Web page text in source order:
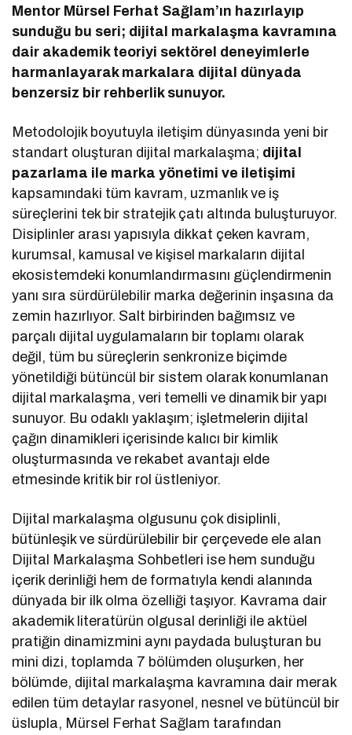
Mentor Mürsel Ferhat Sağlam’ın hazırlayıp
sunduğu bu seri; dijital markalaşma kavramına
dair akademik teoriyi sektörel deneyimlerle
harmanlayarak markalara dijital dünyada
benzersiz bir rehberlik sunuyor.
Metodolojik boyutuyla iletişim dünyasında yeni bir
standart oluşturan dijital markalaşma; dijital
pazarlama ile marka yönetimi ve iletişimi
kapsamındaki tüm kavram, uzmanlık ve iş
süreçlerini tek bir stratejik çatı altında buluşturuyor.
Disiplinler arası yapısıyla dikkat çeken kavram,
kurumsal, kamusal ve kişisel markaların dijital
ekosistemdeki konumlandırmasını güçlendirmenin
yanı sıra sürdürülebilir marka değerinin inşasına da
zemin hazırlıyor. Salt birbirinden bağımsız ve
parçalı dijital uygulamaların bir toplamı olarak
değil, tüm bu süreçlerin senkronize biçimde
yönetildiği bütüncül bir sistem olarak konumlanan
dijital markalaşma, veri temelli ve dinamik bir yapı
sunuyor. Bu odaklı yaklaşım; işletmelerin dijital
çağın dinamikleri içerisinde kalıcı bir kimlik
oluşturmasında ve rekabet avantajı elde
etmesinde kritik bir rol üstleniyor.
Dijital markalaşma olgusunu çok disiplinli,
bütünleşik ve sürdürülebilir bir çerçevede ele alan
Dijital Markalaşma Sohbetleri ise hem sunduğu
içerik derinliği hem de formatıyla kendi alanında
dünyada bir ilk olma özelliği taşıyor. Kavrama dair
akademik literatürün olgusal derinliği ile aktüel
pratiğin dinamizmini aynı paydada buluşturan bu
mini dizi, toplamda 7 bölümden oluşurken, her
bölümde, dijital markalaşma kavramına dair merak
edilen tüm detaylar rasyonel, nesnel ve bütüncül bir
üslupla, Mürsel Ferhat Sağlam tarafından